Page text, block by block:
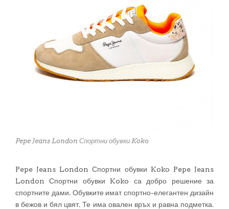
Pepe Jeans London Спортни обувки Koko
Pepe Jeans London Спортни обувки Koko Pepe Jeans
London Спортни обувки Koko са добро решение за
спортните дами. Обувките имат спортно-елегантен дизайн
в бежов и бял цвят. Те има овален връх и равна подметка.